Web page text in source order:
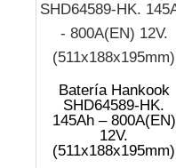
Batería Hankook
SHD64589-HK.
145Ah – 800A(EN)
12V.
(511x188x195mm)